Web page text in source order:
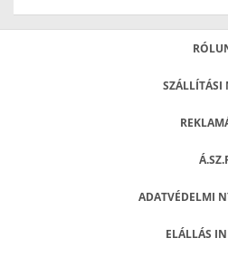
SZÁLLÍTÁSI
ADATVÉDELMI
ELÁLLÁS